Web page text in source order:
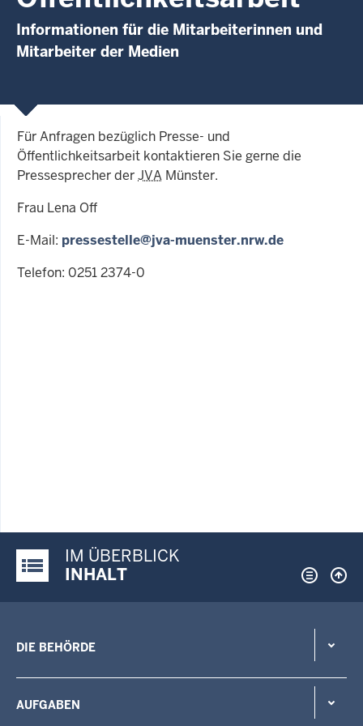
Informationen für die Mitarbeiterinnen und
Mitarbeiter der Medien
Für Anfragen bezüglich Presse- und
Öffentlichkeitsarbeit kontaktieren Sie gerne die
Pressesprecher derJVA Münster.
Frau Lena Off
E-Mail: pressestelle@jva-muenster.nrw.de
Telefon: 0251 2374-0
Justiz-Portal im Überblick:
IM ÜBERBLICK
INHALT
DIE BEHÖRDE
AUFGABEN